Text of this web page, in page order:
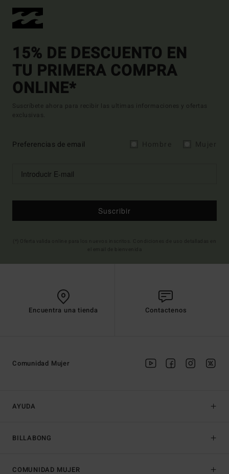
15% DE DESCUENTO EN
TU PRIMERA COMPRA
ONLINE*
Suscríbete ahora para recibir las ultimas informaciones y ofertas
exclusivas.
Preferencias de email
Suscribir
Encuentra una tienda Contactenos
AYUDA
BILLABONG
Comunidad Mujer
COMUNIDAD MUJER